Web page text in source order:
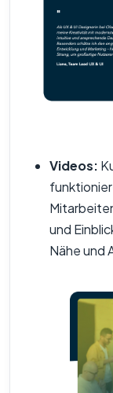
Videos:
und
Nähe und